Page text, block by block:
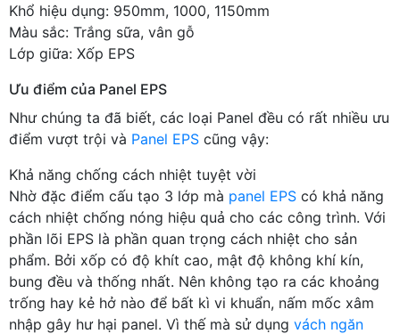
Khổ hiệu dụng: 950mm, 1000, 1150mm
Màu sắc: Trắng sữa, vân gỗ
Lớp giữa: Xốp EPS
Ưu điểm của Panel EPS
Như chúng ta đã biết, các loại Panel đều có rất nhiều ưu
điểm vượt trội và Panel EPS cũng vậy:
Khả năng chống cách nhiệt tuyệt vời
Nhờ đặc điểm cấu tạo 3 lớp mà panel EPS có khả năng
cách nhiệt chống nóng hiệu quả cho các công trình. Với
phần lõi EPS là phần quan trọng cách nhiệt cho sản
phẩm. Bởi xốp có độ khít cao, mật độ không khí kín,
bung đều và thống nhất. Nên không tạo ra các khoảng
trống hay kẻ hở nào để bất kì vi khuẩn, nấm mốc xâm
nhập gây hư hại panel. Vì thế mà sử dụng vách ngăn